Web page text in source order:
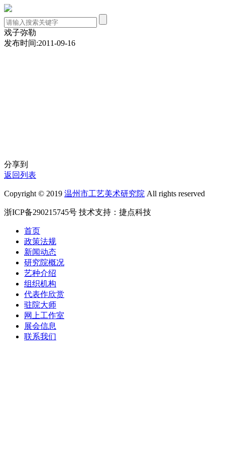
戏子弥勒
发布时间:2011-09-16
分享到
返回列表
Copyright © 2019 温州市工艺美术研究院 All rights reserved
浙ICP备290215745号 技术支持： 捷点科技
首页
政策法规
新闻动态
研究院概况
艺种介绍
组织机构
代表作欣赏
驻院大师
网上工作室
展会信息
联系我们